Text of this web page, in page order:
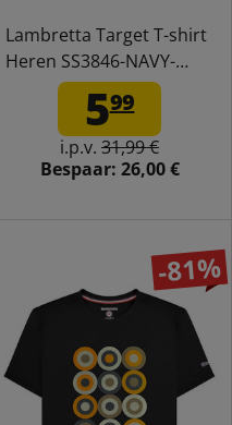
Lambretta Target T-shirt
Heren SS3846-NAVY-
BLUE-DOT599
i.p.v. 31,99 €
Bespaar: 26,00 €
-81%